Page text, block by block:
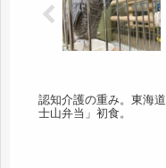
認知介護の重み。東海
士山弁当」初食。